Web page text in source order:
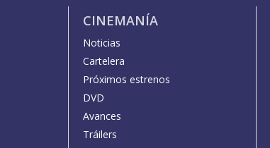
CINEMANÍA
Noticias
Cartelera
Próximos estrenos
DVD
Avances
Tráilers